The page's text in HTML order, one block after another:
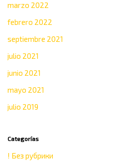
marzo 2022
febrero 2022
septiembre 2021
julio 2021
junio 2021
mayo 2021
julio 2019
Categorías
! Без рубрики